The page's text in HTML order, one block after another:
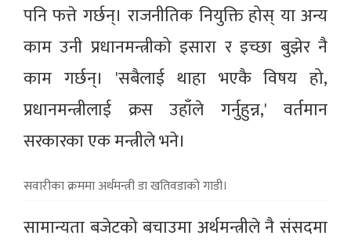
पनि फत्ते गर्छन्। राजनीतिक नियुक्ति होस् या अन्य
काम उनी प्रधानमन्त्रीको इसारा र इच्छा बुझेर नै
काम गर्छन्। 'सबैलाई थाहा भएकै विषय हो,
प्रधानमन्त्रीलाई क्रस उहाँले गर्नुहुन्न,' वर्तमान
सरकारका एक मन्त्रीले भने।
सवारीका क्रममा अर्थमन्त्री डा खतिवडाको गाडी।
सामान्यता बजेटको बचाउमा अर्थमन्त्रीले नै संसदमा